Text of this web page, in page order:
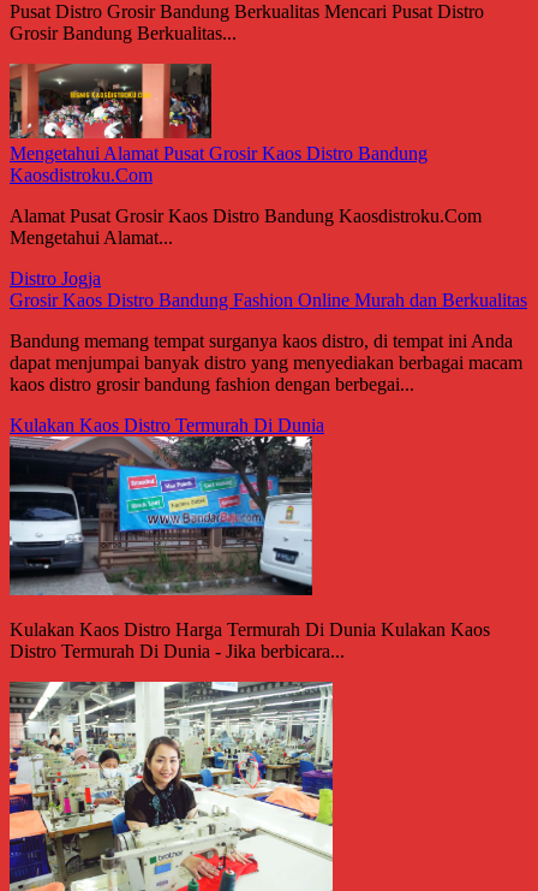
Pusat Distro Grosir Bandung Berkualitas Mencari Pusat Distro
Grosir Bandung Berkualitas...
Mengetahui Alamat Pusat Grosir Kaos Distro Bandung
Kaosdistroku.Com
Alamat Pusat Grosir Kaos Distro Bandung Kaosdistroku.Com
Mengetahui Alamat...
Distro Jogja
Grosir Kaos Distro Bandung Fashion Online Murah dan Berkualitas
Bandung memang tempat surganya kaos distro, di tempat ini Anda
dapat menjumpai banyak distro yang menyediakan berbagai macam
kaos distro grosir bandung fashion dengan berbegai...
Kulakan Kaos Distro Termurah Di Dunia
Kulakan Kaos Distro Harga Termurah Di Dunia Kulakan Kaos
Distro Termurah Di Dunia - Jika berbicara...